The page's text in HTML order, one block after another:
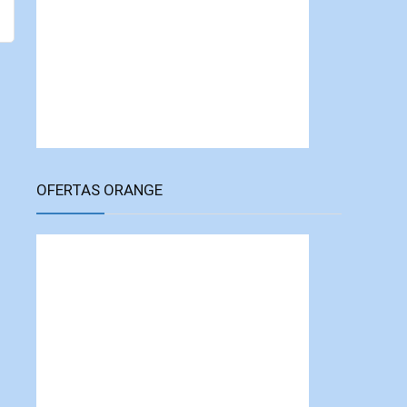
OFERTAS ORANGE